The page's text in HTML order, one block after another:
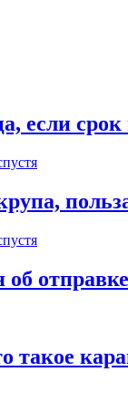
если срок
об
такое